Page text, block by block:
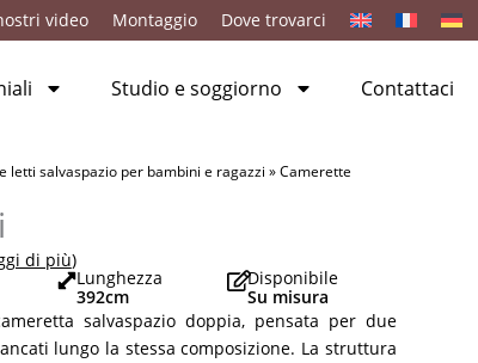
video Montaggio Dove trovarci
Studio e soggiorno Contattaci
letti salvaspazio per bambini e ragazzi »Camerette
di più)
Lunghezza
392cm
Disponibile
Su misura
salvaspazio doppia, pensata per due
lungo la stessa composizione. La struttura